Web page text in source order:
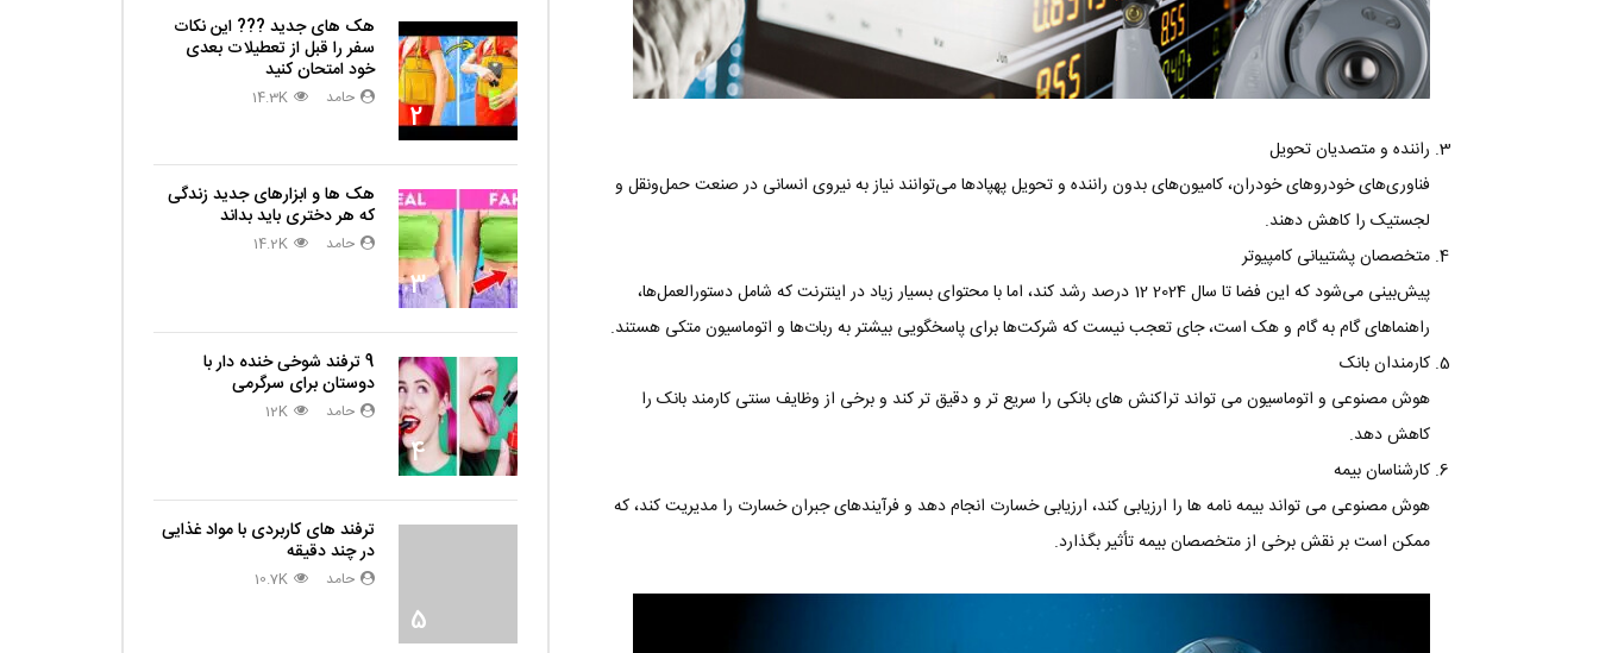
راننده و متصدیان تحویل
فناوری‌های خودروهای خودران، کامیون‌های بدون راننده و تحویل پهپادها می‌توانند نیاز به نیروی انسانی در صنعت حمل‌ونقل و
لجستیک را کاهش دهند.
متخصصان پشتیبانی کامپیوتر
پیش‌بینی می‌شود که این فضا تا سال 2024 12 درصد رشد کند، اما با محتوای بسیار زیاد در اینترنت که شامل دستورالعمل‌ها،
راهنماهای گام به گام و هک است، جای تعجب نیست که شرکت‌ها برای پاسخگویی بیشتر به ربات‌ها و اتوماسیون متکی هستند.
کارمندان بانک
هوش مصنوعی و اتوماسیون می تواند تراکنش های بانکی را سریع تر و دقیق تر کند و برخی از وظایف سنتی کارمند بانک را
کاهش دهد.
کارشناسان بیمه
هوش مصنوعی می تواند بیمه نامه ها را ارزیابی کند، ارزیابی خسارت انجام دهد و فرآیندهای جبران خسارت را مدیریت کند، که
ممکن است بر نقش برخی از متخصصان بیمه تأثیر بگذارد.
2
هک های جدید ??️? این نکات
سفر را قبل از تعطیلات بعدی
خود امتحان کنید
حامد 14.3K
3
هک ها و ابزارهای جدید زندگی
که هر دختری باید بداند
حامد 14.2K
4
9 ترفند شوخی خنده دار با
دوستان برای سرگرمی
حامد 12K
5
ترفند های کاربردی با مواد غذایی
در چند دقیقه
حامد 10.7K